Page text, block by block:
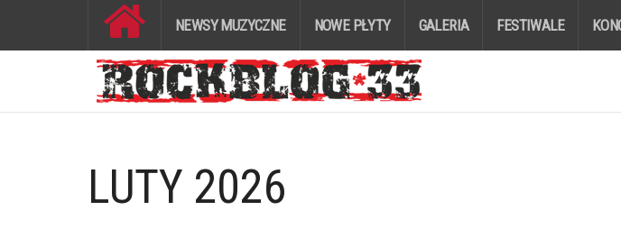
NEWSY MUZYCZNE NOWE PŁYTY GALERIA FESTIWALE
LUTY 2026